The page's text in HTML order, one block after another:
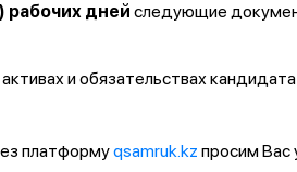
рабочих дней следующие
и обязательствах кандидата
платформуqsamruk.kz просим Вас